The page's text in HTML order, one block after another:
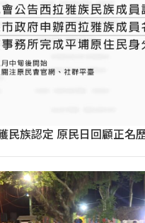
民族認定 原民日回顧正名